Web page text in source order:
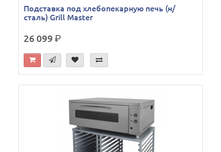
Подставка под хлебопекарную печь (н/
сталь) Grill Master
26 099р.